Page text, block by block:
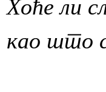
као што